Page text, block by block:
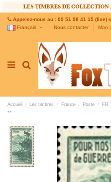
Appelez-nous au : 09 51 98 41 15 (fixe)
Français
Nous contacter Mon
Accueil Les timbres France Poste FR
**